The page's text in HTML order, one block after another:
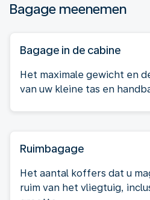
Bagage meenemen
Bagage in de cabine
Het maximale gewicht en
van uw kleine tas en
Ruimbagage
Het aantal koffers dat u
ruim van het vliegtuig,